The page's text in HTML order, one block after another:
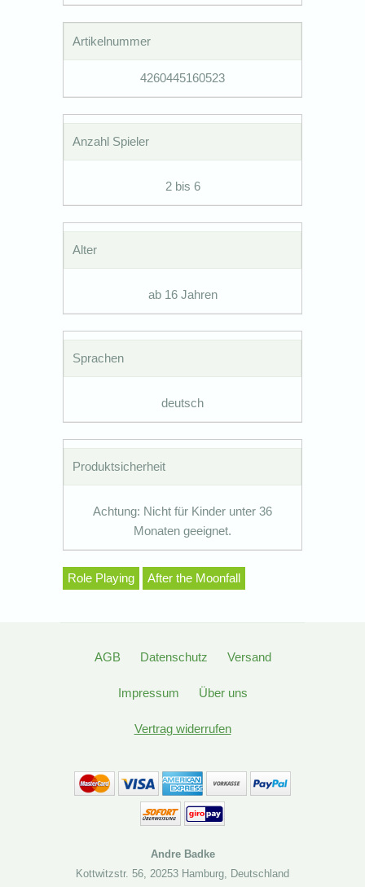
Artikelnummer
4260445160523
Anzahl Spieler
2 bis 6
Alter
ab 16 Jahren
Sprachen
deutsch
Produktsicherheit
Achtung: Nicht für Kinder unter 36
Monaten geeignet.
Role Playing After the Moonfall
AGB Datenschutz Versand
Impressum Über uns
Vertrag widerrufen
Andre Badke
Kottwitzstr. 56 20253 Hamburg Deutschland